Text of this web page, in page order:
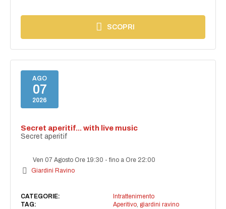
SCOPRI
AGO
07
2026
Secret aperitif... with live music
Secret aperitif
Ven 07 Agosto Ore 19:30 -fino a Ore 22:00
Giardini Ravino
CATEGORIE:
Intrattenimento
TAG:
Aperitivo, giardini ravino